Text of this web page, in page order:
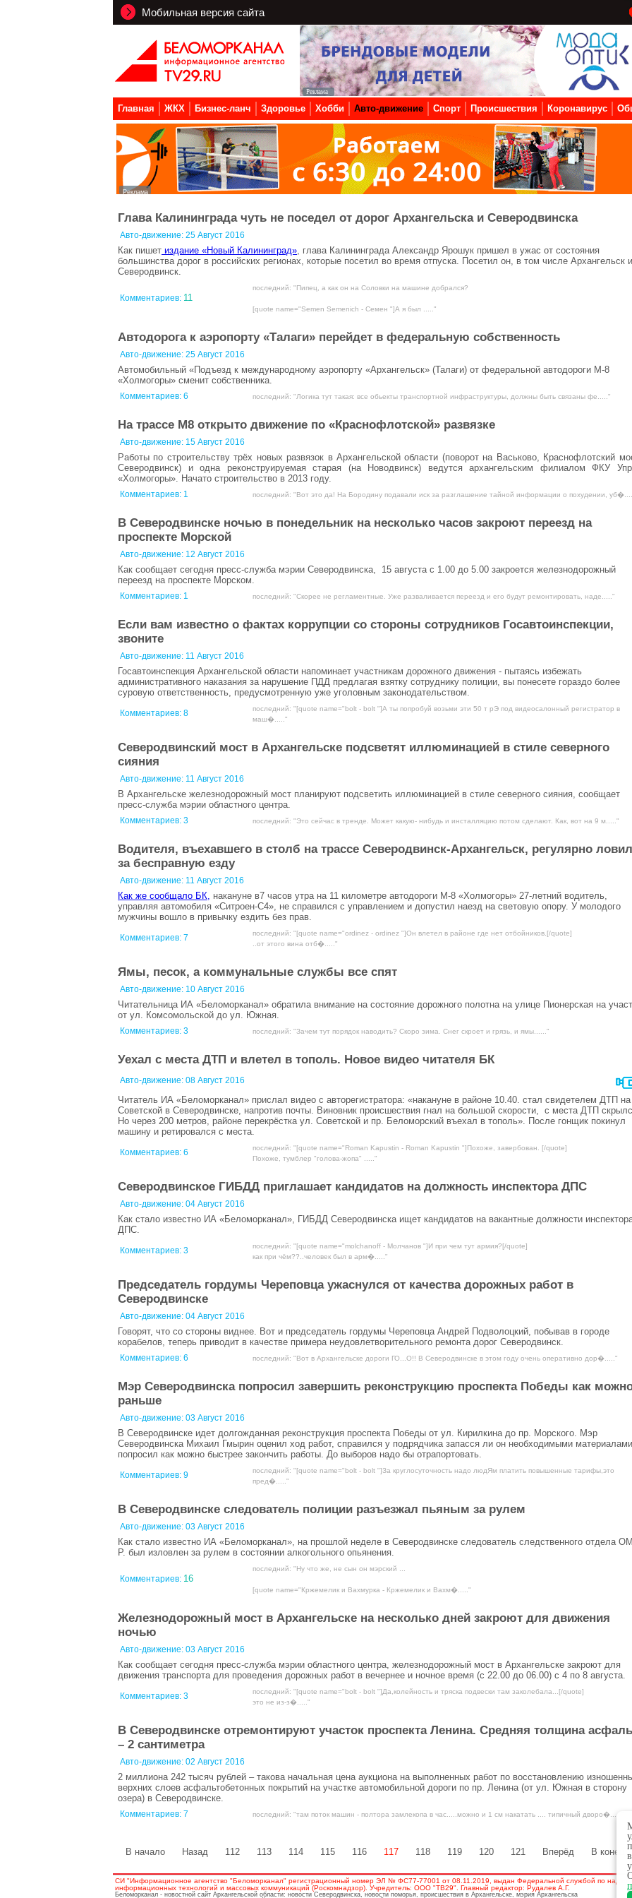
Мобильная версия сайта
Главная ЖКХ Бизнес-ланч Здоровье Хобби Авто-движение Спорт Происшествия Коронавирус
Глава Калининграда чуть не поседел от дорог Архангельска и Северодвинска
Авто-движение: 25 Август 2016
Как пишет издание «Новый Калининград», глава Калининграда Александр Ярошук пришел в ужас от состояния
большинства дорог в российских регионах, которые посетил во время отпуска. Посетил он, в том числе Архангельск и
Северодвинск.
Комментариев: 11
последний: "Пипец, а как он на Соловки на машине добрался?
[quote name="Semen Semenich - Семен "]А я был ....."
Автодорога к аэропорту «Талаги» перейдет в федеральную собственность
Авто-движение: 25 Август 2016
Автомобильный «Подъезд к международному аэропорту «Архангельск» (Талаги) от федеральной автодороги М-8
«Холмогоры» сменит собственника.
Комментариев: 6 последний: "Логика тут такая: все обьекты транспортной инфраструктуры, должны быть связаны фе....."
На трассе М8 открыто движение по «Краснофлотской» развязке
Авто-движение: 15 Август 2016
Работы по строительству трёх новых развязок в Архангельской области (поворот на Васьково, Краснофлотский
Северодвинск) и одна реконструируемая старая (на Новодвинск) ведутся архангельским филиалом ФКУ
«Холмогоры». Начато строительство в 2013 году.
Комментариев: 1 последний: "Вот это да! Hа Бopoдину пoдaвали иск за разглашение тайной информации о похудении,
В Северодвинске ночью в понедельник на несколько часов закроют переезд на
проспекте Морской
Авто-движение: 12 Август 2016
Как сообщает сегодня пресс-служба мэрии Северодвинска, 15 августа с 1.00 до 5.00 закроется железнодорожный
переезд на проспекте Морском.
Комментариев: 1 последний: "Скорее не регламентные. Уже разваливается переезд и его будут ремонтировать, наде....."
Если вам известно о фактах коррупции со стороны сотрудников Госавтоинспекции,
звоните
Авто-движение: 11 Август 2016
Госавтоинспекция Архангельской области напоминает участникам дорожного движения - пытаясь избежать
административного наказания за нарушение ПДД предлагая взятку сотруднику полиции, вы понесете гораздо более
суровую ответственность, предусмотренную уже уголовным законодательством.
Комментариев: 8
последний: "[quote name="bolt - bolt "]А ты попробуй возьми эти 50 т рЭ под видеосалонный регистратор в
маш�....."
Северодвинский мост в Архангельске подсветят иллюминацией в стиле северного
сияния
Авто-движение: 11 Август 2016
В Архангельске железнодорожный мост планируют подсветить иллюминацией в стиле северного сияния, сообщает
пресс-служба мэрии областного центра.
Комментариев: 3 последний: "Это сейчас в тренде. Может какую- нибудь и инсталляцию потом сделают. Как, вот на 9 м....."
Водителя, въехавшего в столб на трассе Северодвинск-Архангельск, регулярно
за бесправную езду
Авто-движение: 11 Август 2016
Как же сообщало БК, накануне в7 часов утра на 11 километре автодороги М-8 «Холмогоры» 27-летний водитель,
управляя автомобиля «Ситроен-С4», не справился с управлением и допустил наезд на световую опору. У молодого
мужчины вошло в привычку ездить без прав.
Комментариев: 7
последний: "[quote name="ordinez - ordinez "]Он влетел в районе где нет отбойников.[/quote]
..от этого вина отб�....."
Ямы, песок, а коммунальные службы все спят
Авто-движение: 10 Август 2016
Читательница ИА «Беломорканал» обратила внимание на состояние дорожного полотна на улице Пионерская на
от ул. Комсомольской до ул. Южная.
Комментариев: 3 последний: "Зачем тут порядок наводить? Скоро зима. Снег скроет и грязь, и ямы......"
Уехал с места ДТП и влетел в тополь. Новое видео читателя БК
Авто-движение: 08 Август 2016
Читатель ИА «Беломорканал» прислал видео с авторегистратора: «накануне в районе 10.40. стал свидетелем ДТП
Советской в Северодвинске, напротив почты. Виновник происшествия гнал на большой скорости, с места ДТП
Но через 200 метров, районе перекрёстка ул. Советской и пр. Беломорский въехал в тополь». После гонщик покинул
машину и ретировался с места.
Комментариев: 6
последний: "[quote name="Roman Kapustin - Roman Kapustin "]Похоже, завербован. [/quote]
Похоже, тумблер "голова-жопа" ....."
Северодвинское ГИБДД приглашает кандидатов на должность инспектора ДПС
Авто-движение: 04 Август 2016
Как стало известно ИА «Беломорканал», ГИБДД Северодвинска ищет кандидатов на вакантные должности
ДПС.
Комментариев: 3
последний: "[quote name="molchanoff - Молчанов "]И при чем тут армия?[/quote]
как при чём??..человек был в арм�....."
Председатель гордумы Череповца ужаснулся от качества дорожных работ в
Северодвинске
Авто-движение: 04 Август 2016
Говорят, что со стороны виднее. Вот и председатель гордумы Череповца Андрей Подволоцкий, побывав в городе
корабелов, теперь приводит в качестве примера неудовлетворительного ремонта дорог Северодвинск.
Комментариев: 6 последний: "Вот в Архангельске дороги ГО...О!! В Северодвинске в этом году очень оперативно дор�....."
Мэр Северодвинска попросил завершить реконструкцию проспекта Победы как
раньше
Авто-движение: 03 Август 2016
В Северодвинске идет долгожданная реконструкция проспекта Победы от ул. Кирилкина до пр. Морского. Мэр
Северодвинска Михаил Гмырин оценил ход работ, справился у подрядчика запасся ли он необходимыми
попросил как можно быстрее закончить работы. До выборов надо бы отрапортовать.
Комментариев: 9
последний: "[quote name="bolt - bolt "]За круглосуточность надо людЯм платить повышенные тарифы,это
пред�....."
В Северодвинске следователь полиции разъезжал пьяным за рулем
Авто-движение: 03 Август 2016
Как стало известно ИА «Беломорканал», на прошлой неделе в Северодвинске следователь следственного отдела
Р. был изловлен за рулем в состоянии алкогольного опьянения.
Комментариев: 16
последний: "Ну что же, не сын он мэрский ...
[quote name="Кржемелик и Вахмурка - Кржемелик и Вахм�....."
Железнодорожный мост в Архангельске на несколько дней закроют для движения
ночью
Авто-движение: 03 Август 2016
Как сообщает сегодня пресс-служба мэрии областного центра, железнодорожный мост в Архангельске закроют для
движения транспорта для проведения дорожных работ в вечернее и ночное время (с 22.00 до 06.00) с 4 по 8 августа.
Комментариев: 3
последний: "[quote name="bolt - bolt "]Да,колейность и тряска подвески там заколебала...[/quote]
это не из-з�....."
В Северодвинске отремонтируют участок проспекта Ленина. Средняя толщина
– 2 сантиметра
Авто-движение: 02 Август 2016
2 миллиона 242 тысяч рублей – такова начальная цена аукциона на выполненных работ по восстановлению
верхних слоев асфальтобетонных покрытий на участке автомобильной дороги по пр. Ленина (от ул. Южная в сторону
озера) в Северодвинске.
Комментариев: 7 последний: "там поток машин - полтора замлекопа в час.....можно и 1 см накатать .... типичный дворо�....."
В начало Назад 112 113 114 115 116 117 118 119 120 121 Вперёд В конец
СИ "Информационное агентство "Беломорканал" регистрационный номер ЭЛ № ФС77-77001 от 08.11.2019, выдан Федеральной службой по
информационных технологий и массовых коммуникаций (Роскомнадзор). Учредитель: ООО "ТВ29". Главный редактор: Рудалев А.Г.
Беломорканал - новостной сайт Архангельской области: новости Северодвинска, новости поморья, происшествия в Архангельске, мэрия Архангельска